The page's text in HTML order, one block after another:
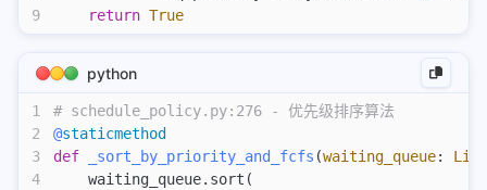
9
    return
True
python
1
2
3
4
# schedule_policy.py:276 - 优先级排序算法
@staticmethod
def _sort_by_priority_and_fcfs (waiting_queue:
    waiting_queue.sort(
alacritty windows配置使用
kitty
tmux
tmux